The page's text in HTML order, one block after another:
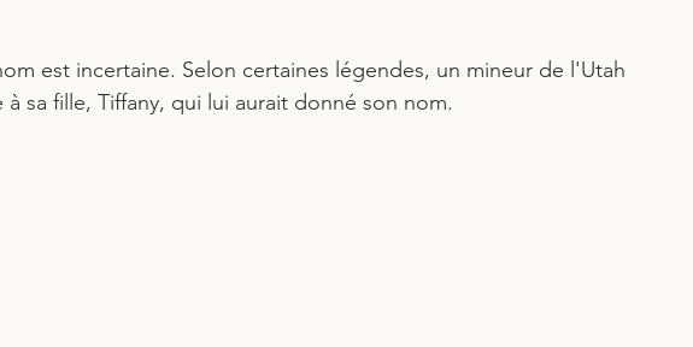
est incertaine. Selon certaines légendes, un mineur de l'Utah
sa fille, Tiffany, qui lui aurait donné son nom.